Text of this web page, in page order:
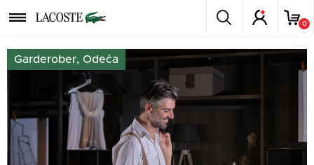
0
Garderober, Odeća